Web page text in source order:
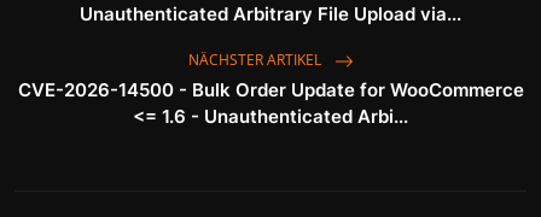
Unauthenticated Arbitrary File Upload via...
NÄCHSTER ARTIKEL
CVE-2026-14500 - Bulk Order Update for WooCommerce
<= 1.6 - Unauthenticated Arbi...